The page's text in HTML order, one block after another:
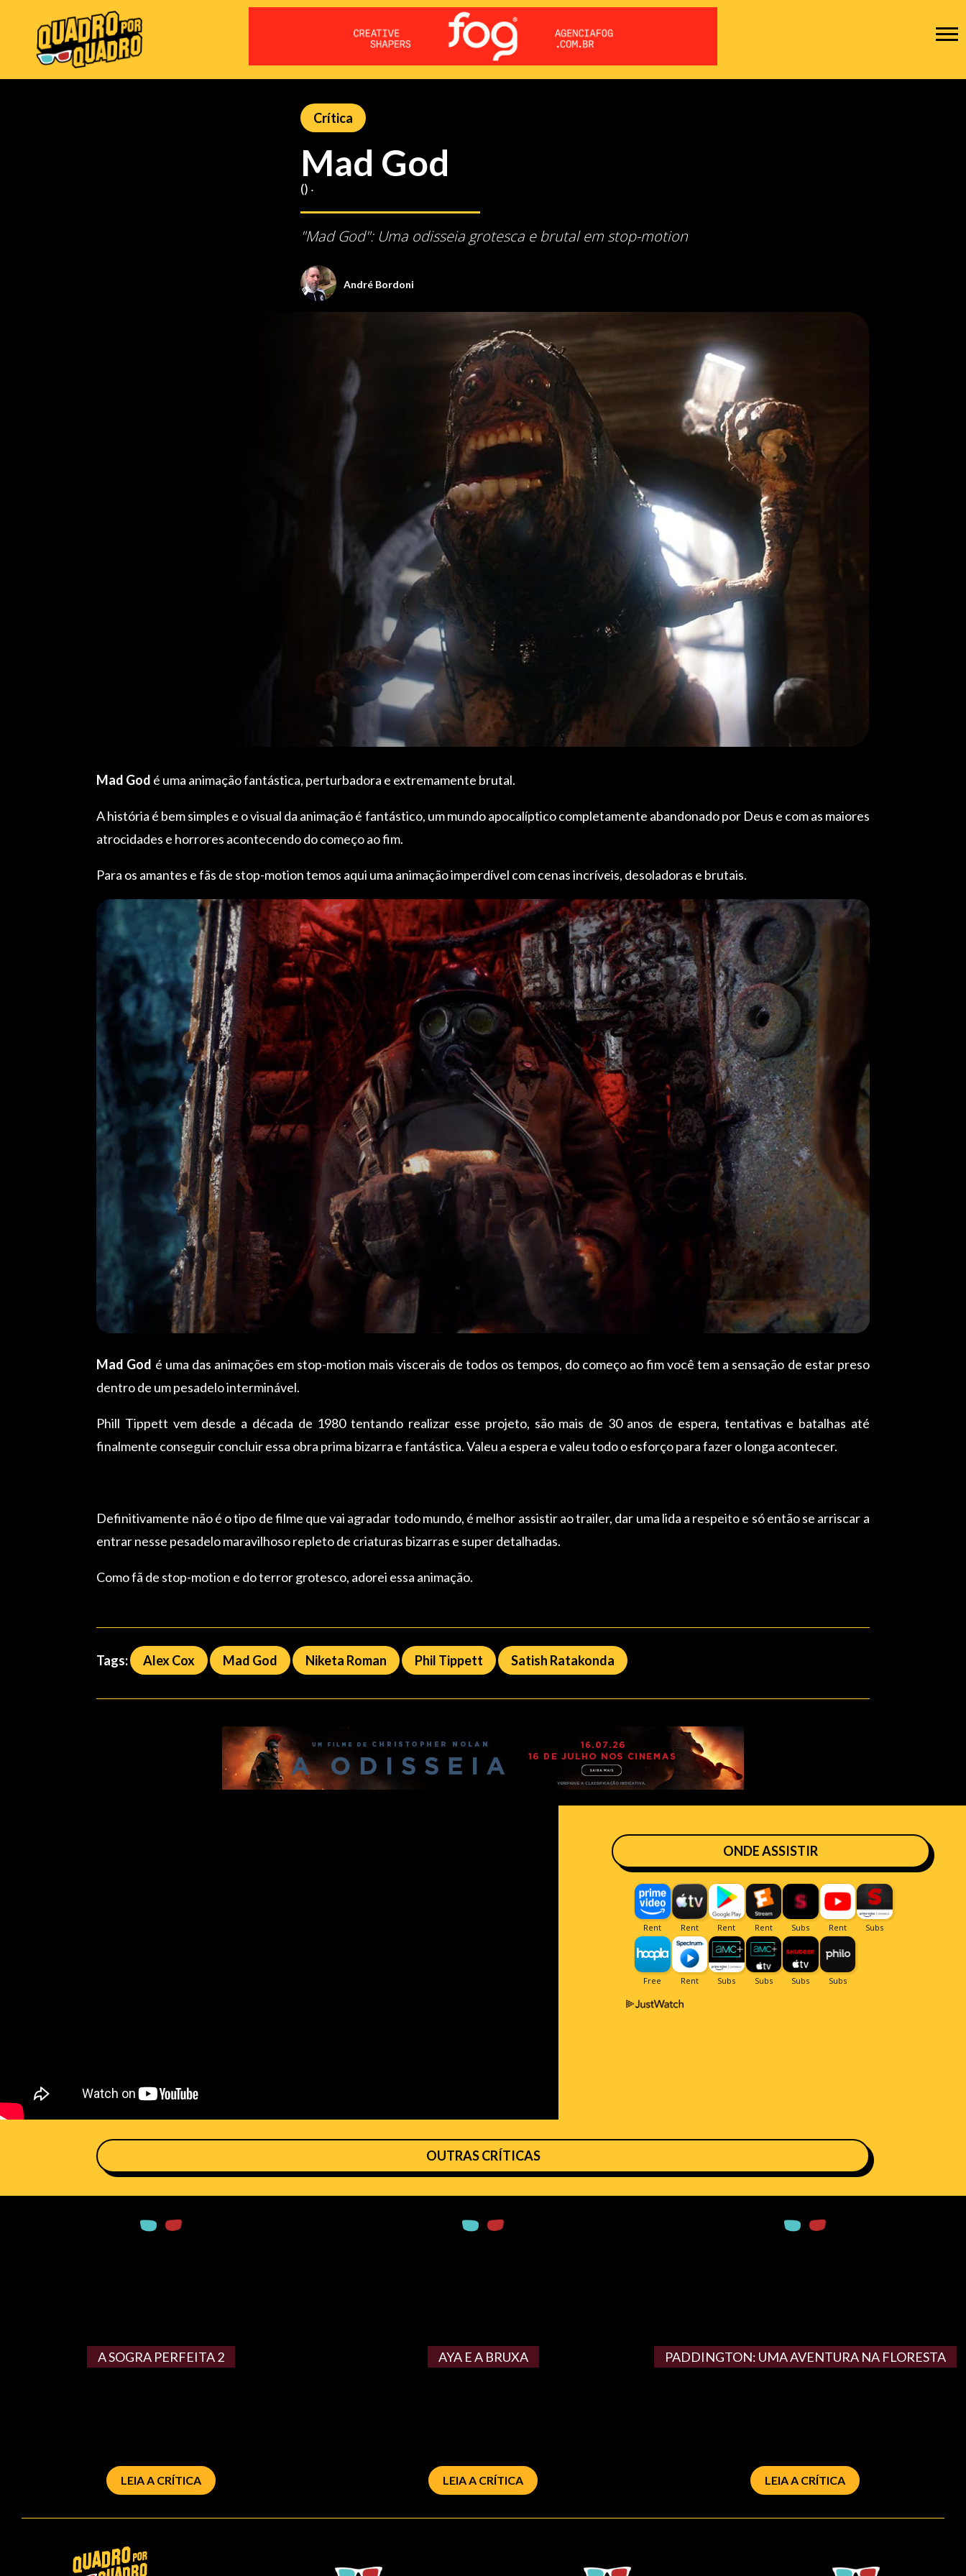
Crítica
Mad God
() ‧
"Mad God": Uma odisseia grotesca e brutal em stop-motion
André Bordoni
Mad God é uma animação fantástica, perturbadora e extremamente brutal.
A história é bem simples e o visual da animação é fantástico, um mundo apocalíptico completamente abandonado por Deus e com as maiores
atrocidades e horrores acontecendo do começo ao fim.
Para os amantes e fãs de stop-motion temos aqui uma animação imperdível com cenas incríveis, desoladoras e brutais.
Mad God é uma das animações em stop-motion mais viscerais de todos os tempos, do começo ao fim você tem a sensação de estar preso
dentro de um pesadelo interminável.
Phill Tippett vem desde a década de 1980 tentando realizar esse projeto, são mais de 30 anos de espera, tentativas e batalhas até
finalmente conseguir concluir essa obra prima bizarra e fantástica. Valeu a espera e valeu todo o esforço para fazer o longa acontecer.
Definitivamente não é o tipo de filme que vai agradar todo mundo, é melhor assistir ao trailer, dar uma lida a respeito e só então se arriscar a
entrar nesse pesadelo maravilhoso repleto de criaturas bizarras e super detalhadas.
Como fã de stop-motion e do terror grotesco, adorei essa animação.
Tags: Alex Cox Mad God Niketa Roman Phil Tippett Satish Ratakonda
ONDE ASSISTIR
OUTRAS CRÍTICAS
A SOGRA PERFEITA 2
LEIA A CRÍTICA
AYA E A BRUXA
LEIA A CRÍTICA
PADDINGTON: UMA AVENTURA NA FLORESTA
LEIA A CRÍTICA